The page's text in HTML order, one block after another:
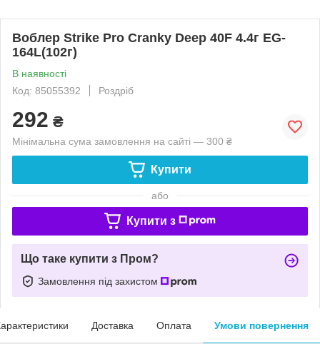
Воблер Strike Pro Cranky Deep 40F 4.4г EG-
164L(102г)
В наявності
Код: 85055392
Роздріб
292 ₴
Мінімальна сума замовлення на сайті — 300 ₴
Купити
або
Купити з
Що таке купити з Пром?
Замовлення під захистом
Доставка Оплата Умови повернення